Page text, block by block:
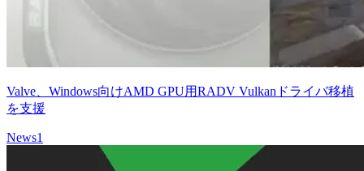
Valve、Windows向けAMD GPU用RADV Vulkanドライバ移植
を支援
News1